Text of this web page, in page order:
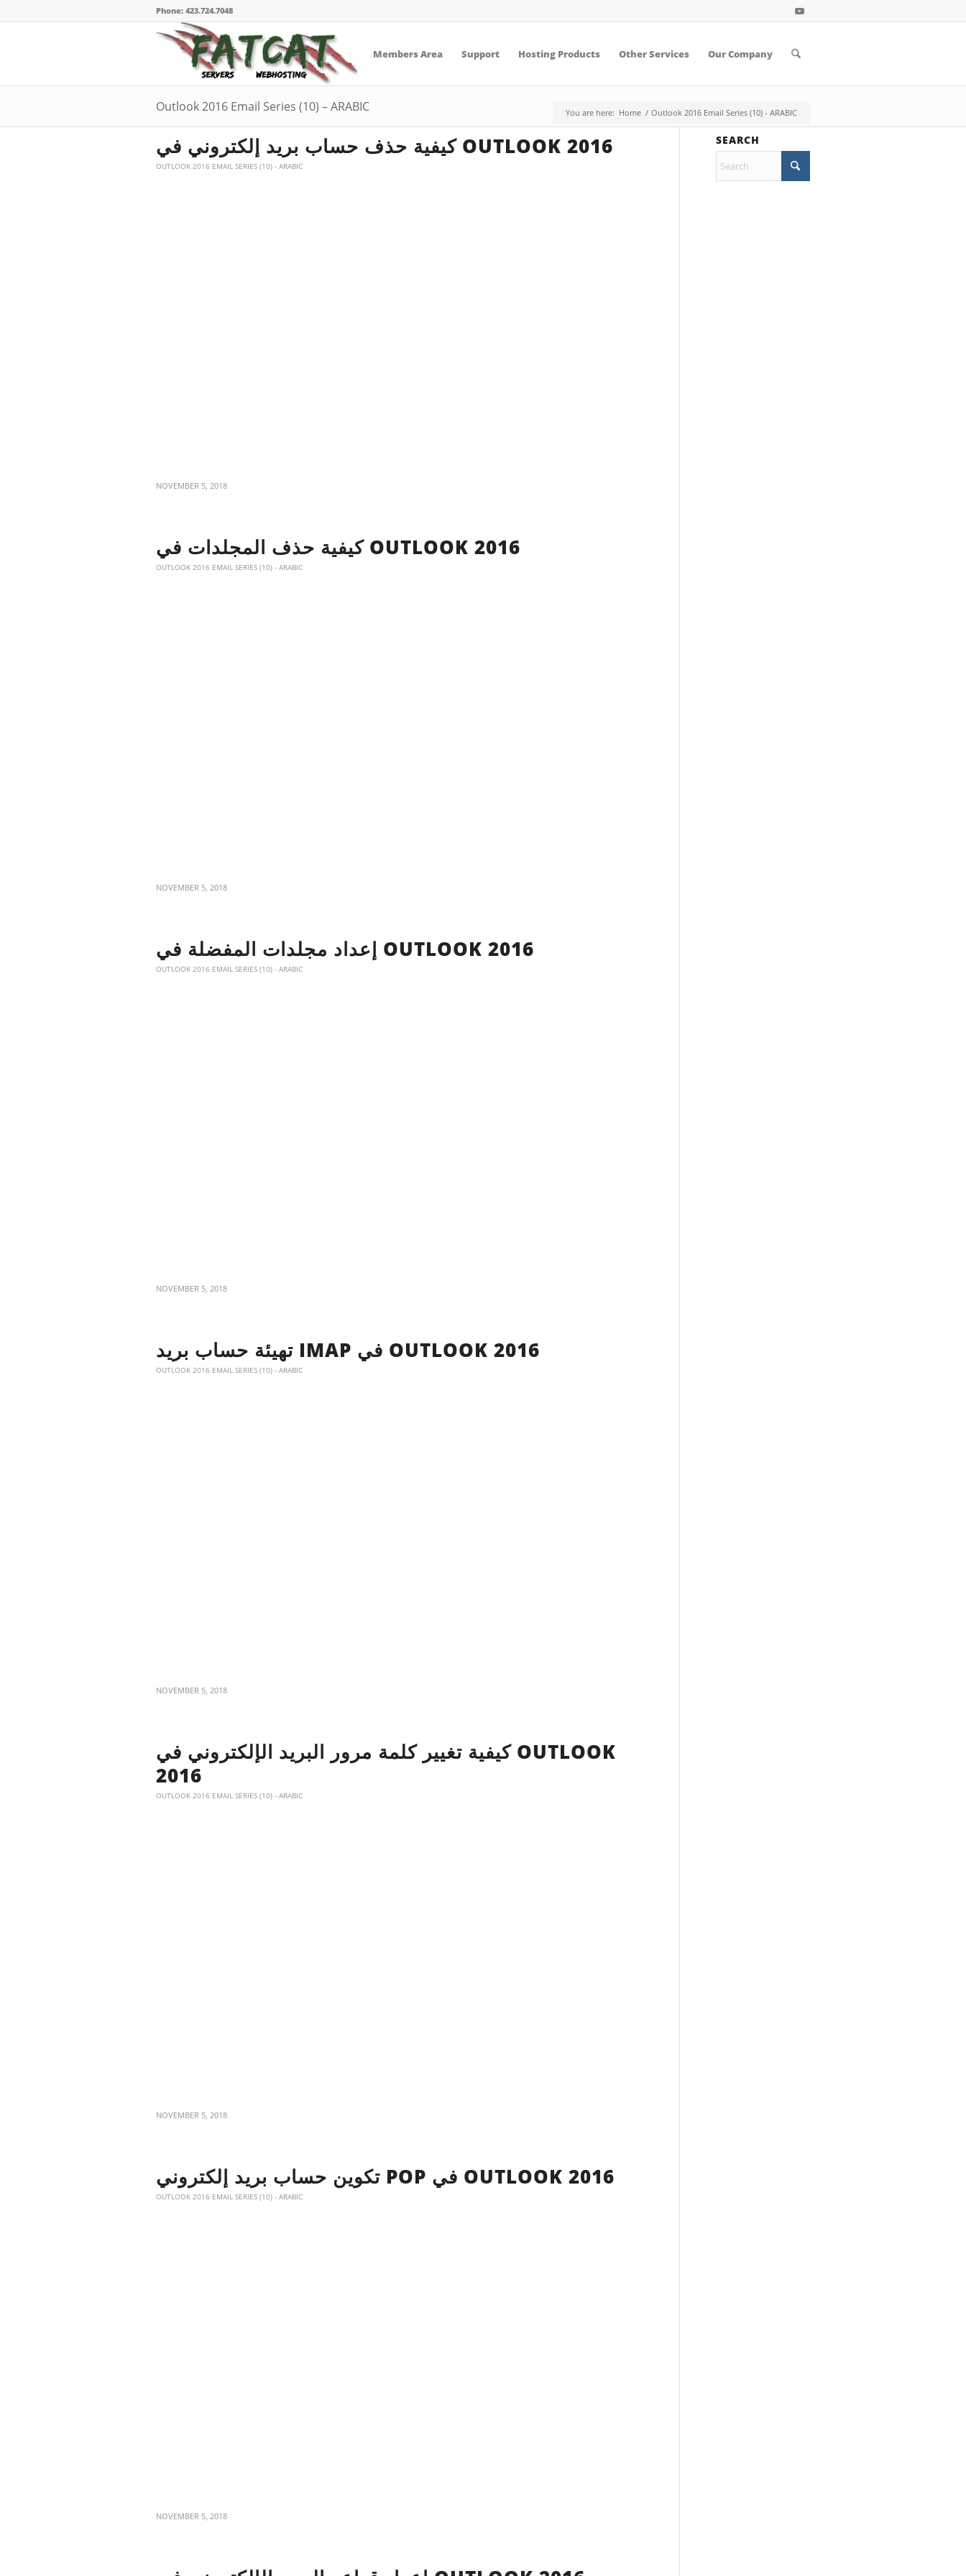
Phone: 423.724.7048
Members Area Support Hosting Products Other Services Our Company
Outlook 2016 Email Series (10) – ARABIC You are here: Home / Outlook 2016 Email Series (10) - ARABIC
كيفية حذف حساب بريد إلكتروني في OUTLOOK 2016
OUTLOOK 2016 EMAIL SERIES (10) - ARABIC
NOVEMBER 5, 2018
كيفية حذف المجلدات في OUTLOOK 2016
OUTLOOK 2016 EMAIL SERIES (10) - ARABIC
NOVEMBER 5, 2018
إعداد مجلدات المفضلة في OUTLOOK 2016
OUTLOOK 2016 EMAIL SERIES (10) - ARABIC
NOVEMBER 5, 2018
تهيئة حساب بريد IMAP في OUTLOOK 2016
OUTLOOK 2016 EMAIL SERIES (10) - ARABIC
NOVEMBER 5, 2018
كيفية تغيير كلمة مرور البريد الإلكتروني في OUTLOOK
2016
OUTLOOK 2016 EMAIL SERIES (10) - ARABIC
NOVEMBER 5, 2018
تكوين حساب بريد إلكتروني POP في OUTLOOK 2016
OUTLOOK 2016 EMAIL SERIES (10) - ARABIC
NOVEMBER 5, 2018
SEARCH